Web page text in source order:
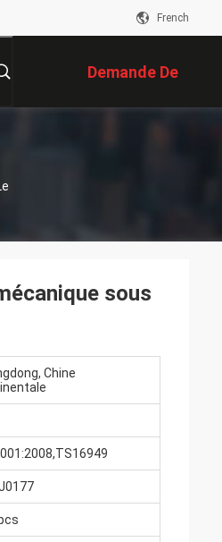
French
Demande De
Soumission
sous
Chine